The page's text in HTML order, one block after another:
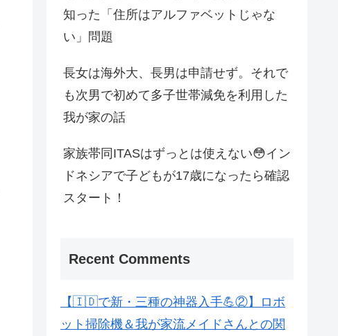
知った「住所はアルファベットじゃな
い」問題
長女は海外大、長男は申請せず。それで
も次男で初めて多子世帯減免を利用した
我が家の話
家族帯同ITASはずっとは使えない😳イン
ドネシアで子どもが17歳になったら確認
スタート！
Recent Comments
【🇮🇩で新・三種の神器入手💪②】ロボ
ット掃除機＆我が家流メイドさんとの関